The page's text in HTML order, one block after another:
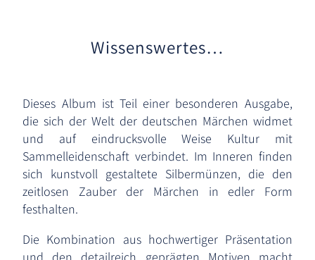
Wissenswertes…
Dieses Album ist Teil einer besonderen Ausgabe,
die sich der Welt der deutschen Märchen widmet
und auf eindrucksvolle Weise Kultur mit
Sammelleidenschaft verbindet. Im Inneren finden
sich kunstvoll gestaltete Silbermünzen, die den
zeitlosen Zauber der Märchen in edler Form
festhalten.
Die Kombination aus hochwertiger Präsentation